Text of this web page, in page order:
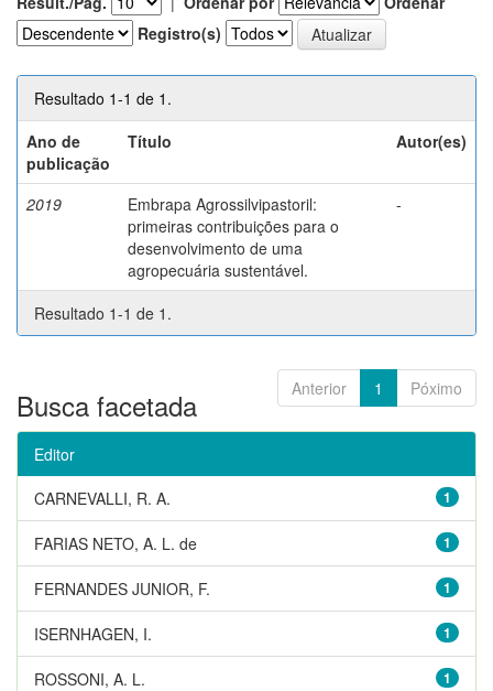
Registro(s)
Resultado 1-1 de 1.
Ano de
publicação
Título Autor(es)
2019
Embrapa Agrossilvipastoril:
primeiras contribuições para o
desenvolvimento de uma
agropecuária sustentável.
-
Resultado 1-1 de 1.
Anterior 1 Póximo
Busca facetada
Editor
1
CARNEVALLI, R. A.
1
FARIAS NETO, A. L. de
1
FERNANDES JUNIOR, F.
1
ISERNHAGEN, I.
1
ROSSONI, A. L.